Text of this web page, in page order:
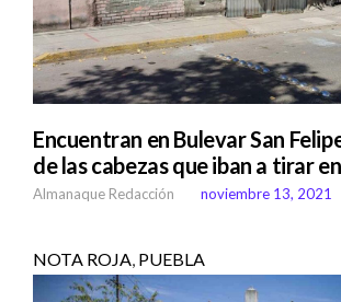
Encuentran en Bulevar San
de las cabezas que iban a tirar
Almanaque Redacción noviembre 13, 2021
NOTA ROJA, PUEBLA